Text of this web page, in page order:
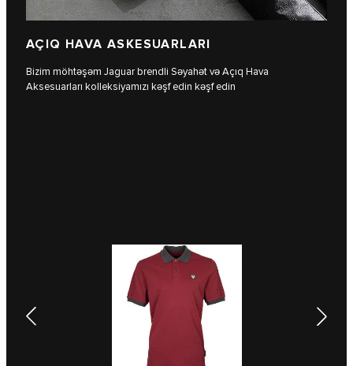
AÇIQ HAVA ASKESUARLARI
Bizim möhtəşəm Jaguar brendli Səyahət və Açıq Hava
Aksesuarları kolleksiyamızı kəşf edin kəşf edin